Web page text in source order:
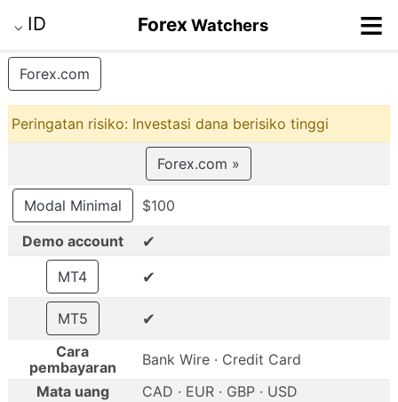
⌵ ID Forex Watchers ≡
Forex.com
Peringatan risiko: Investasi dana berisiko tinggi
Forex.com »
Modal Minimal
$100
Demo account
✔
MT4 ✔
MT5 ✔
Cara
pembayaran
Bank Wire · Credit Card
Mata uang
CAD · EUR · GBP · USD